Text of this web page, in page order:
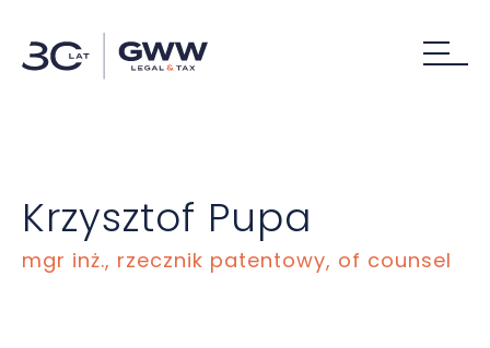
Krzysztof Pupa
mgr inż., rzecznik patentowy, of counsel